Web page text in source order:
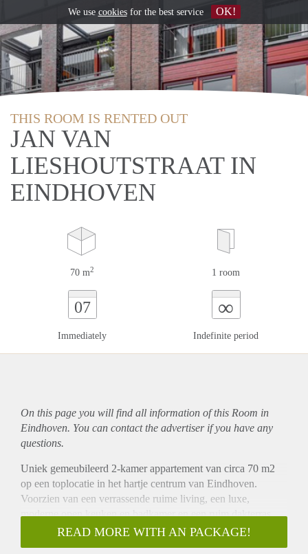
THIS ROOM IS RENTED OUT
JAN VAN
LIESHOUTSTRAAT IN
EINDHOVEN
70 m2 1 room
07
Immediately
∞
Indefinite period
On this page you will find all information of this Room in
Eindhoven. You can contact the advertiser if you have any
questions.
Uniek gemeubileerd 2-kamer appartement van circa 70 m2
op een toplocatie in het hartje centrum van Eindhoven.
Voorzien van een verrassende ruime living, een luxe,
moderne open keuken en badkamer en een ruim dakterras.
Het schilderwerk, laminaat, keuken, inventaris en cv zijn in
2019 geheel vernieuwd. Kortom instapklaar.
READ MORE WITH AN PACKAGE!
We use cookiesfor the best service OK!